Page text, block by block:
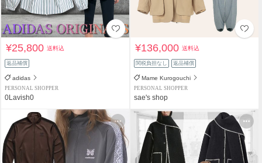
¥25,800送料込
返品補償
adidas
PERSONAL SHOPPER
0Lavish0
¥136,000送料込
関税負担なし 返品補償
Mame Kurogouchi
PERSONAL SHOPPER
sae's shop